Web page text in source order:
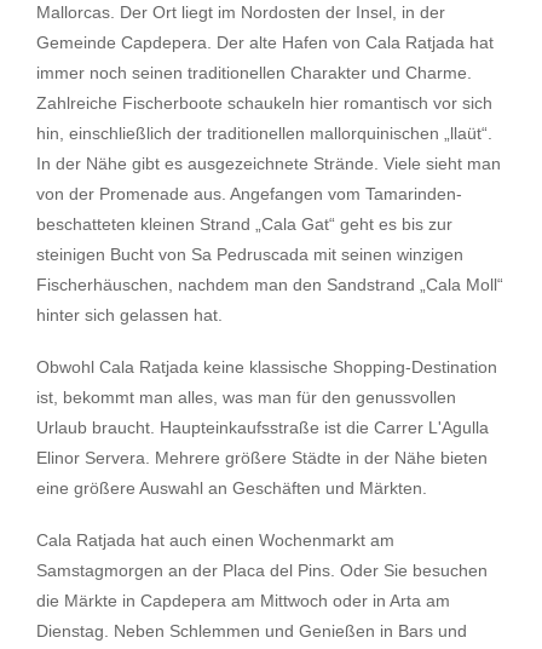
Mallorcas. Der Ort liegt im Nordosten der Insel, in der
Gemeinde Capdepera. Der alte Hafen von Cala Ratjada hat
immer noch seinen traditionellen Charakter und Charme.
Zahlreiche Fischerboote schaukeln hier romantisch vor sich
hin, einschließlich der traditionellen mallorquinischen „llaüt“.
In der Nähe gibt es ausgezeichnete Strände. Viele sieht man
von der Promenade aus. Angefangen vom Tamarinden-
beschatteten kleinen Strand „Cala Gat“ geht es bis zur
steinigen Bucht von Sa Pedruscada mit seinen winzigen
Fischerhäuschen, nachdem man den Sandstrand „Cala Moll“
hinter sich gelassen hat.
Obwohl Cala Ratjada keine klassische Shopping-Destination
ist, bekommt man alles, was man für den genussvollen
Urlaub braucht. Haupteinkaufsstraße ist die Carrer L'Agulla
Elinor Servera. Mehrere größere Städte in der Nähe bieten
eine größere Auswahl an Geschäften und Märkten.
Cala Ratjada hat auch einen Wochenmarkt am
Samstagmorgen an der Placa del Pins. Oder Sie besuchen
die Märkte in Capdepera am Mittwoch oder in Arta am
Dienstag. Neben Schlemmen und Genießen in Bars und